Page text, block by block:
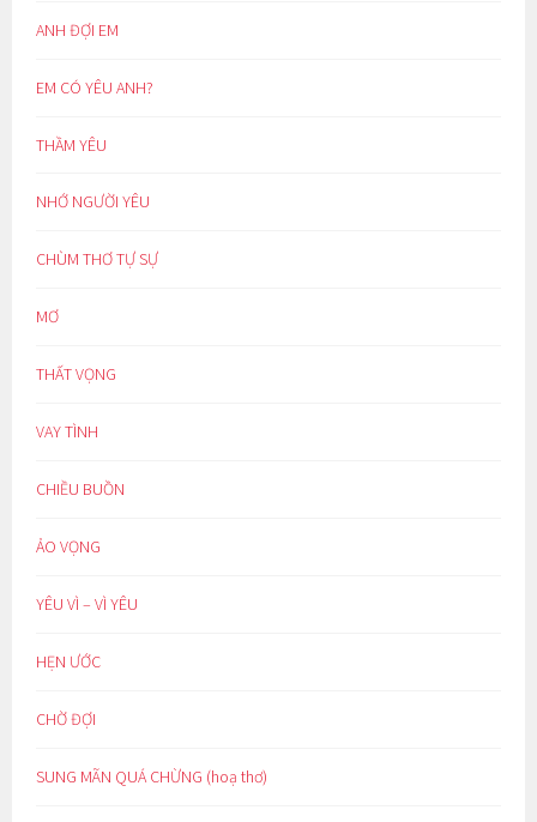
ANH ĐỢI EM
EM CÓ YÊU ANH?
THẦM YÊU
NHỚ NGƯỜI YÊU
CHÙM THƠ TỰ SỰ
MƠ
THẤT VỌNG
VAY TÌNH
CHIỀU BUỒN
ẢO VỌNG
YÊU VÌ – VÌ YÊU
HẸN ƯỚC
CHỜ ĐỢI
SUNG MÃN QUÁ CHỪNG (hoạ thơ)